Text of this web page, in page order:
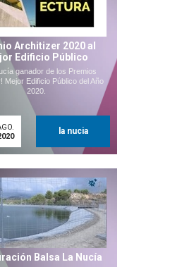
Architizer 2020 al
Edificio Público
ganador de los Premios
Mejor Edificio Público del Año
2020.
la nucia
Balsa La Nucía